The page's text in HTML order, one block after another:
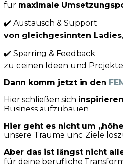
für maximale
✔️ Austausch & Support
von gleichgesinnten Ladies,
✔️ Sparring & Feedback
zu deinen Ideen und
Dann komm jetzt in den
Hier schließen sich
Business aufzubauen.
Hier geht es nicht um
unsere Träume und Ziele
Aber das ist längst nicht
für deine berufliche